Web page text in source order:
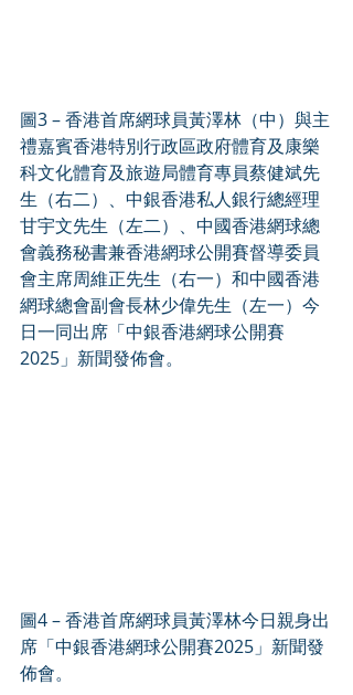
圖3 – 香港首席網球員黃澤林（中）與主
禮嘉賓香港特別行政區政府體育及康樂
科文化體育及旅遊局體育專員蔡健斌先
生（右二）、中銀香港私人銀行總經理
甘宇文先生（左二）、中國香港網球總
會義務秘書兼香港網球公開賽督導委員
會主席周維正先生（右一）和中國香港
網球總會副會長林少偉先生（左一）今
日一同出席「中銀香港網球公開賽
2025」新聞發佈會。
圖4 – 香港首席網球員黃澤林今日親身出
席「中銀香港網球公開賽2025」新聞發
佈會。